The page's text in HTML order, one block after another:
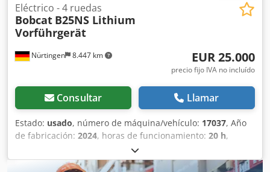
Nürtingen 8.447 km
Eléctrico - 4 ruedas
Bobcat B25NS Lithium
Vorführgerät
EUR 25.000
precio fijo IVA no incluído
Consultar Llamar
Estado: usado, número de máquina/vehículo: 17037, Año
de fabricación: 2024, horas de funcionamiento: 20 h,
2.500 kg, altura de elevación:
mm, ascensor libre:1.700 mm, centro de carga:500 mm,